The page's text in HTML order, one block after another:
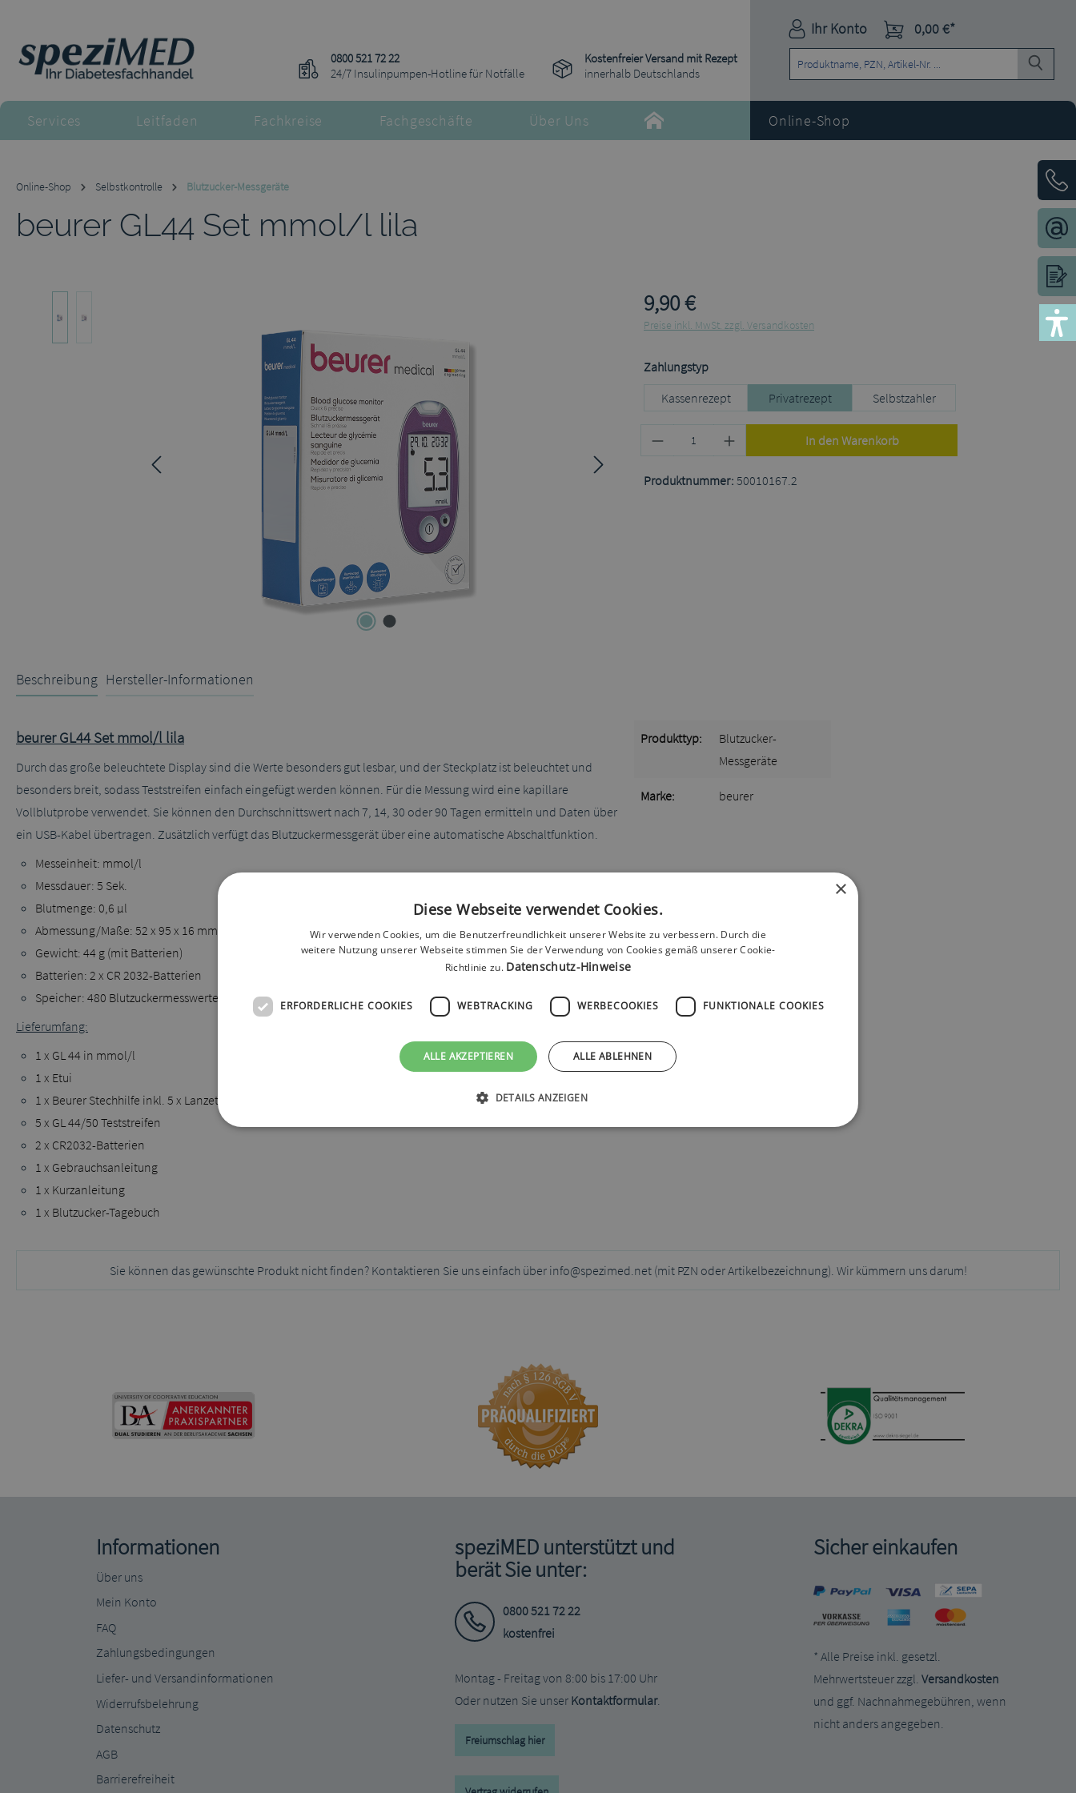
0800 521 72 22
24/7 Insulinpumpen-Hotline für Notfälle
Kostenfreier Versand mit Rezept
innerhalb Deutschlands
Ihr Konto 0,00 €*
Services Leitfaden Fachkreise Fachgeschäfte Über Uns Online-Shop
Online-Shop Selbstkontrolle Blutzucker-Messgeräte
beurer GL44 Set mmol/l lila
9,90 €
Preise inkl. MwSt. zzgl. Versandkosten
Zahlungstypauswählen
Kassenrezept
Privatrezept Selbstzahler
Produkt Anzahl: Gib den gewünschten
In den Warenkorb
Produktnummer: 50010167.2
Beschreibung Hersteller-Informationen
beurer GL44 Set mmol/l lila
Durch das große beleuchtete Display sind die Werte besonders gut lesbar, und der Steckplatz ist beleuchtet und
besonders breit, sodass Teststreifen einfach eingefügt werden können. Für die Messung wird eine kapillare
Vollblutprobe verwendet. Sie können den Durchschnittswert nach 7, 14, 30 oder 90 Tagen ermitteln und Daten über
ein USB-Kabel übertragen. Zusätzlich verfügt das Blutzuckermessgerät über eine automatische Abschaltfunktion.
Messeinheit: mmol/l
Messdauer: 5 Sek.
Blutmenge: 0,6 µl
Abmessung/Maße: 52 x 95 x 16 mm
Gewicht: 44 g (mit Batterien)
Batterien: 2 x CR 2032-Batterien
Speicher: 480 Blutzuckermesswerte
Lieferumfang:
1 x GL 44 in mmol/l
1 x Etui
1 x Beurer Stechhilfe inkl. 5 x Lanzetten
5 x GL 44/50 Teststreifen
2 x CR2032-Batterien
1 x Gebrauchsanleitung
1 x Kurzanleitung
1 x Blutzucker-Tagebuch
Produkttyp:
Blutzucker-
Messgeräte
Marke: beurer
Sie können das gewünschte Produkt nicht finden? Kontaktieren Sie uns einfach über info@spezimed.net (mit PZN oder Artikelbezeichnung). Wir kümmern uns darum!
Informationen
Über uns
Mein Konto
FAQ
Zahlungsbedingungen
Liefer- und Versandinformationen
Widerrufsbelehrung
Datenschutz
AGB
Barrierefreiheit
speziMED unterstützt und
berät Sie unter:
0800 521 72 22
kostenfrei
Montag - Freitag von 8:00 bis 17:00 Uhr
Oder nutzen Sie unser Kontaktformular.
Freiumschlag hier
Sicher einkaufen
* Alle Preise inkl. gesetzl.
Mehrwertsteuer zzgl. Versandkosten
und ggf. Nachnahmegebühren, wenn
nicht anders angegeben.
×
Diese Webseite verwendet Cookies.
Wir verwenden Cookies, um die Benutzerfreundlichkeit unserer Website zu verbessern. Durch die
weitere Nutzung unserer Webseite stimmen Sie der Verwendung von Cookies gemäß unserer Cookie-
Richtlinie zu. Datenschutz-Hinweise
ERFORDERLICHE COOKIES WEBTRACKING WERBECOOKIES FUNKTIONALE COOKIES
ALLE AKZEPTIEREN ALLE ABLEHNEN
DETAILS ANZEIGEN